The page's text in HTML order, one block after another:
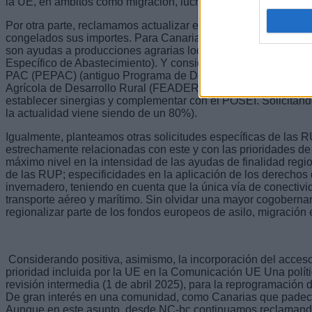
Por otra parte, reclamamos actualizar el POSEI, el primer
congelados sus importes. Para Canarias supone 268
son ayudas a producciones agrarias locales y 62 millones
Específico de Abastecimiento). Y consideramos que el
PAC (PEPAC) (antiguo Programa de Desarrollo Rural),
Agrícola de Desarrollo Rural (FEADER), debe contar con
establecer sinergias y complementar con el POSEI.
la actualidad viene siendo de un 80%).
Igualmente, planteamos otras solicitudes específicas de las
estrechamente relacionadas con este y con las prioridades
máximo nivel en la intensidad de las ayudas de finalidad
de las RUP; especificidades en la aplicación de los derechos
invernadero, teniendo en cuenta que la única vía de
transporte aéreo y marítimo. Sin olvidar una mayor
regionalizar parte de los fondos europeos de asilo, migración
Considerando positiva, asimismo, la incorporación del
prioridad incluida por la UE en la Comunicación UE Una
revisión intermedia (1 de abril 2025), para la reprogramación
De gran interés en una comunidad, como Canarias que
Aunque en este asunto, desde NC-bc continuamos